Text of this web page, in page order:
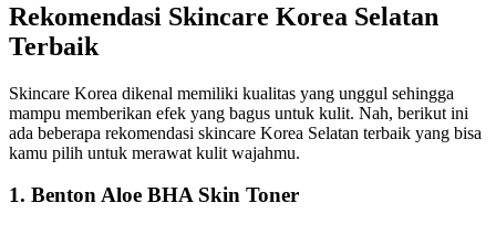
Rekomendasi Skincare Korea Selatan
Terbaik
Skincare Korea dikenal memiliki kualitas yang unggul sehingga
mampu memberikan efek yang bagus untuk kulit. Nah, berikut ini
ada beberapa rekomendasi skincare Korea Selatan terbaik yang bisa
kamu pilih untuk merawat kulit wajahmu.
1. Benton Aloe BHA Skin Toner